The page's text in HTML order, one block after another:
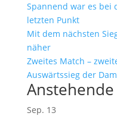
Spannend war es bei
letzten Punkt
Mit dem nächsten
näher
Zweites Match –
Auswärtssieg der
Sep. 13